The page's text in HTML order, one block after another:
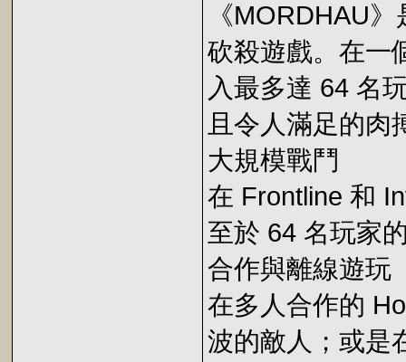
《MORDHAU
砍殺遊戲。在一
入最多達 64 名
且令人滿足的肉
大規模戰鬥
在 Frontline 和
至於 64 名玩家
合作與離線遊玩
在多人合作的
波的敵人；或是